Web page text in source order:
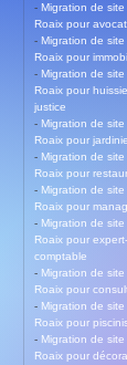
- Migration de site
Roaix pour avocat
- Migration de site
Roaix pour
- Migration de site
Roaix pour
justice
- Migration de site
Roaix pour
- Migration de site
Roaix pour
- Migration de site
Roaix pour
- Migration de site
Roaix pour expert-
comptable
- Migration de site
Roaix pour
- Migration de site
Roaix pour
- Migration de site
Roaix pour